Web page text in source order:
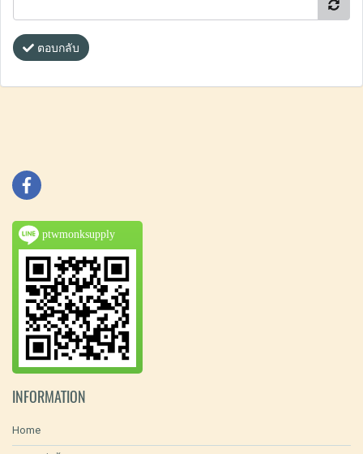
ตอบกลับ
ptwmonksupply
INFORMATION
Home